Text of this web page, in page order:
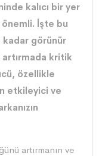
kalıcı bir yer
İşte bu
kadar görünür
kritik
özellikle
etkileyici ve
artırmanın ve